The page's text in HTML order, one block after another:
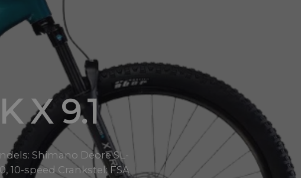
X 9.1
Shimano Deore SL-
10-speed Crankstel: FSA